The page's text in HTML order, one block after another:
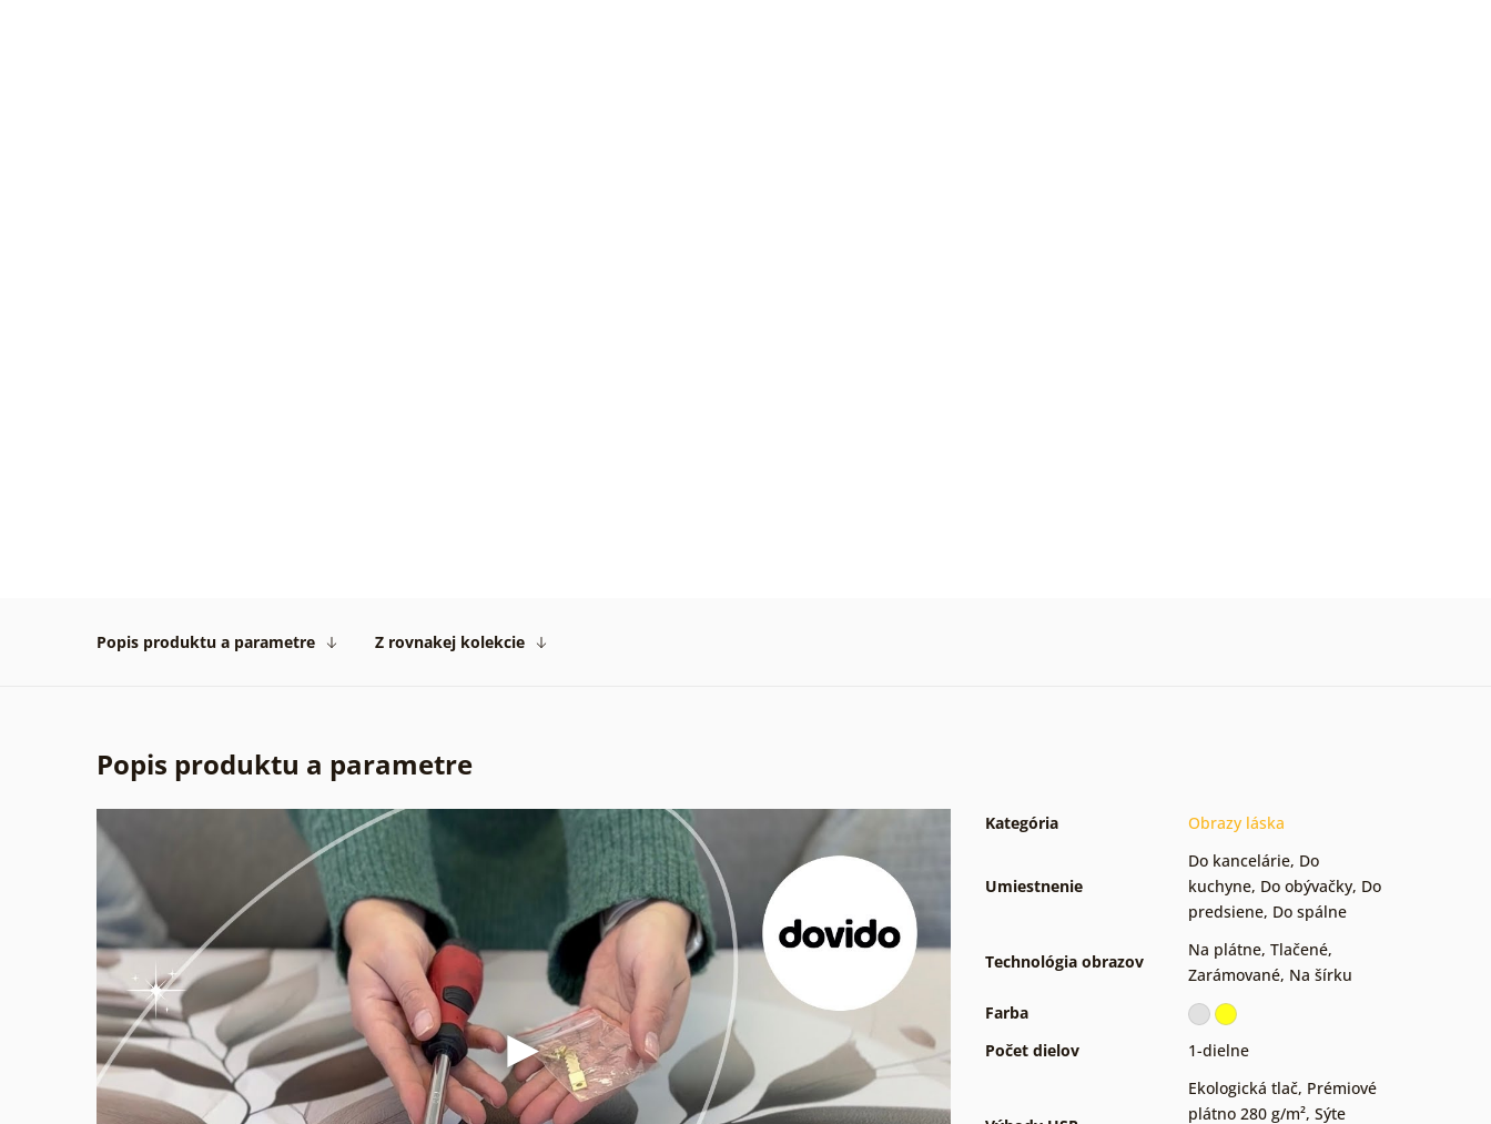
Popis produktu a parametre Z rovnakej kolekcie
Popis produktu a parametre
Kategória Obrazy láska
Umiestnenie
Do kancelárie, Do
kuchyne, Do obývačky, Do
predsiene, Do spálne
Technológia obrazov
Na plátne, Tlačené,
Zarámované, Na šírku
Farba
Počet dielov
1-dielne
Ekologická tlač, Prémiové
plátno 280 g/m², Sýte